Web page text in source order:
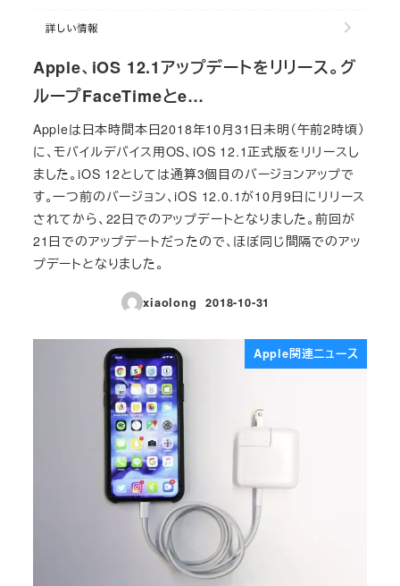
Apple、iOS 12.1アップデートをリリース。グ
ループFaceTimeとe…
Appleは日本時間本日2018年10月31日未明（午前2時頃）
に、モバイルデバイス用OS、iOS 12.1正式版をリリースし
ました。iOS 12としては通算3個目のバージョンアップで
す。一つ前のバージョン、iOS 12.0.1が10月9日にリリース
されてから、22日でのアップデートとなりました。前回が
21日でのアップデートだったので、ほぼ同じ間隔でのアッ
プデートとなりました。
xiaolong
投稿日
2018-10-31
Apple関連ニュース